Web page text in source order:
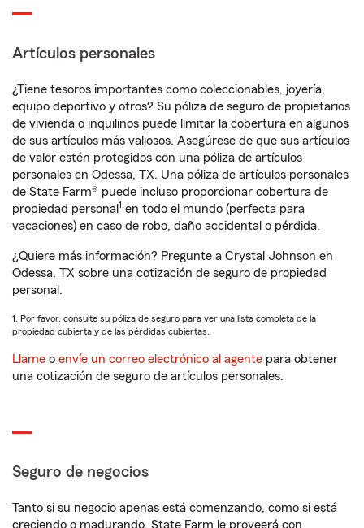
Artículos personales
¿Tiene tesoros importantes como coleccionables, joyería,
equipo deportivo y otros? Su póliza de seguro de propietarios
de vivienda o inquilinos puede limitar la cobertura en algunos
de sus artículos más valiosos. Asegúrese de que sus artículos
de valor estén protegidos con una póliza de artículos
personales en Odessa, TX. Una póliza de artículos personales
de State Farm® puede incluso proporcionar cobertura de
propiedad personal 1 en todo el mundo (perfecta para
vacaciones) en caso de robo, daño accidental o pérdida.
¿Quiere más información? Pregunte a Crystal Johnson en
Odessa, TX sobre una cotización de seguro de propiedad
personal.
1. Por favor, consulte su póliza de seguro para ver una lista completa de la
propiedad cubierta y de las pérdidas cubiertas.
Llame o envíe un correo electrónico al agente para obtener
una cotización de seguro de artículos personales.
Seguro de negocios
Tanto si su negocio apenas está comenzando, como si está
creciendo o madurando, State Farm le proveerá con